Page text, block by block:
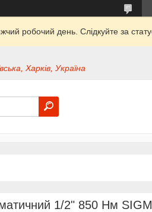
робочий день. Слідкуйте за
Харків, Україна
1/2" 850 Нм